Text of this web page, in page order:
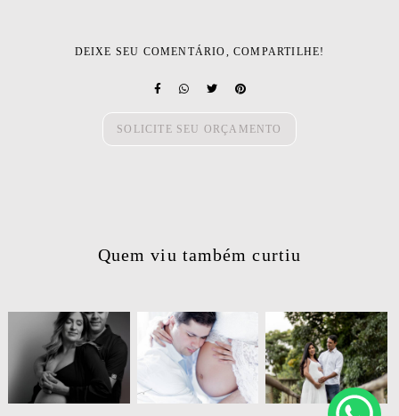
DEIXE SEU COMENTÁRIO, COMPARTILHE!
SOLICITE SEU ORÇAMENTO
Quem viu também curtiu
177 0 691 0 349 0